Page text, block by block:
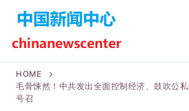
content
Search for:
HOME
毛骨悚然！中共发出全面控制经济、鼓吹公
号召